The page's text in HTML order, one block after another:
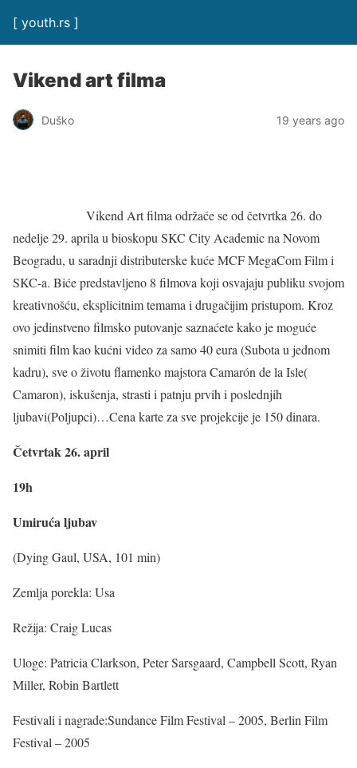
[ youth.rs ]
Vikend art filma
Duško 19 years ago
Vikend Art filma održaće se od četvrtka 26. do
nedelje 29. aprila u bioskopu SKC City Academic na Novom
Beogradu, u saradnji distributerske kuće MCF MegaCom Film i
SKC-a. Biće predstavljeno 8 filmova koji osvajaju publiku svojom
kreativnošću, eksplicitnim temama i drugačijim pristupom. Kroz
ovo jedinstveno filmsko putovanje saznaćete kako je moguće
snimiti film kao kućni video za samo 40 eura (Subota u jednom
kadru), sve o životu flamenko majstora Camarón de la Isle(
Camaron), iskušenja, strasti i patnju prvih i poslednjih
ljubavi(Poljupci)…Cena karte za sve projekcije je 150 dinara.
Četvrtak 26. april
19h
Umiruća ljubav
(Dying Gaul, USA, 101 min)
Zemlja porekla: Usa
Režija: Craig Lucas
Uloge: Patricia Clarkson, Peter Sarsgaard, Campbell Scott, Ryan
Miller, Robin Bartlett
Festivali i nagrade:Sundance Film Festival – 2005, Berlin Film
Festival – 2005